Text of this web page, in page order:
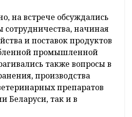
на встрече обсуждались
начиная
и поставок продуктов
промышленной
также вопросы в
производства
препаратов
Беларуси, так и в